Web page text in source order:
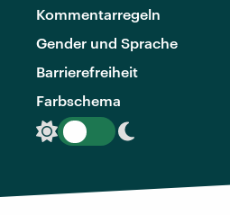
Kommentarregeln
Gender und Sprache
Barrierefreiheit
Farbschema